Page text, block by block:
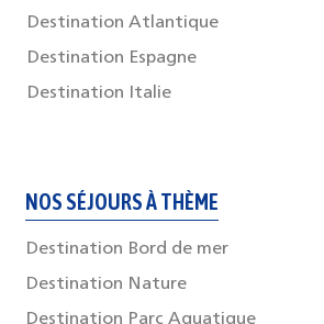
Destination Atlantique
Destination Espagne
Destination Italie
NOS SÉJOURS À THÈME
Destination Bord de mer
Destination Nature
Destination Parc Aquatique